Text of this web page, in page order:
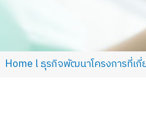
You are here:
Home ธุรกิจพัฒนาโครงการที่เ